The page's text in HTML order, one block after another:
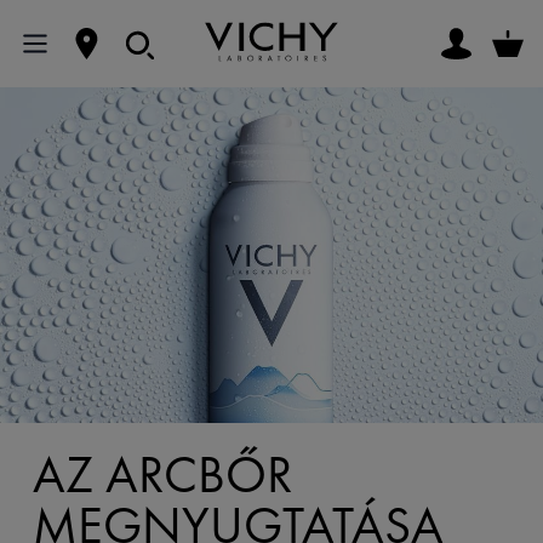
AZ ARCBŐR
MEGNYUGTATÁSA